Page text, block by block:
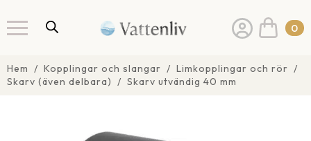
0
Hem Kopplingar och slangar
Limkopplingar och rör
Skarv (även delbara)
Skarv utvändig 40 mm